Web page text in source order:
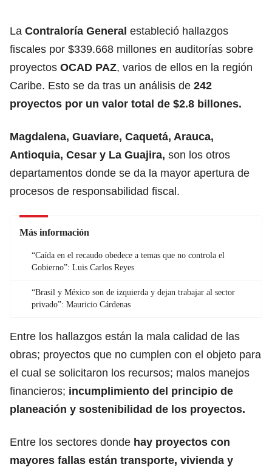
La Contraloría General estableció hallazgos
fiscales por $339.668 millones en auditorías sobre
proyectos OCAD PAZ, varios de ellos en la región
Caribe. Esto se da tras un análisis de 242
proyectos por un valor total de $2.8 billones.
Magdalena, Guaviare, Caquetá, Arauca,
Antioquia, Cesar y La Guajira, son los otros
departamentos donde se da la mayor apertura de
procesos de responsabilidad fiscal.
Más información
“Caída en el recaudo obedece a temas que no controla el
Gobierno”: Luis Carlos Reyes
“Brasil y México son de izquierda y dejan trabajar al sector
privado”: Mauricio Cárdenas
Entre los hallazgos están la mala calidad de las
obras; proyectos que no cumplen con el objeto para
el cual se solicitaron los recursos; malos manejos
financieros; incumplimiento del principio de
planeación y sostenibilidad de los proyectos.
Entre los sectores donde hay proyectos con
mayores fallas están transporte, vivienda y